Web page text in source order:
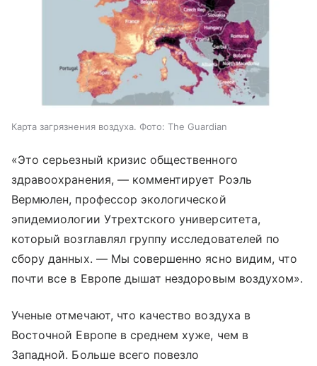
Карта загрязнения воздуха. Фото: The Guardian
«Это серьезный кризис общественного
здравоохранения, — комментирует Роэль
Вермюлен, профессор экологической
эпидемиологии Утрехтского университета,
который возглавлял группу исследователей по
сбору данных. — Мы совершенно ясно видим, что
почти все в Европе дышат нездоровым воздухом».
Ученые отмечают, что качество воздуха в
Восточной Европе в среднем хуже, чем в
Западной. Больше всего повезло